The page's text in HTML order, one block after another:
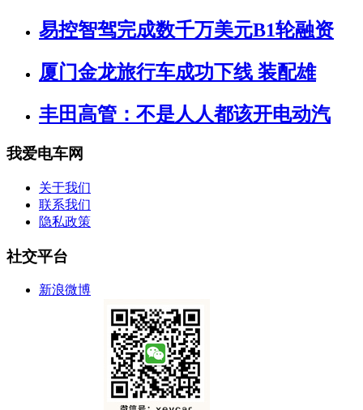
易控智驾完成数千万美元B1轮融资
厦门金龙旅行车成功下线 装配雄
丰田高管：不是人人都该开电动汽
我爱电车网
关于我们
联系我们
隐私政策
社交平台
新浪微博